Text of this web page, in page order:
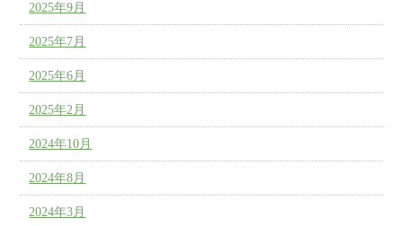
2025年9月
2025年7月
2025年6月
2025年2月
2024年10月
2024年8月
2024年3月